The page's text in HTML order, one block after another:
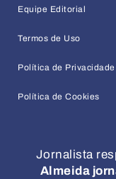
Equipe Editorial
Termos de Uso
Política de Privacidade
Política de Cookies
Jornalista
Almeida